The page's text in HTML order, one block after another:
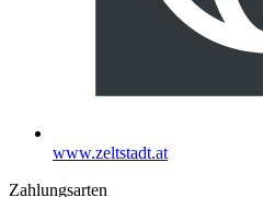
www.zeltstadt.at
Zahlungsarten